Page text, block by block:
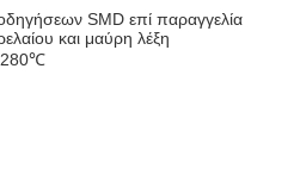
SMD επί παραγγελία
και μαύρη λέξη
280℃